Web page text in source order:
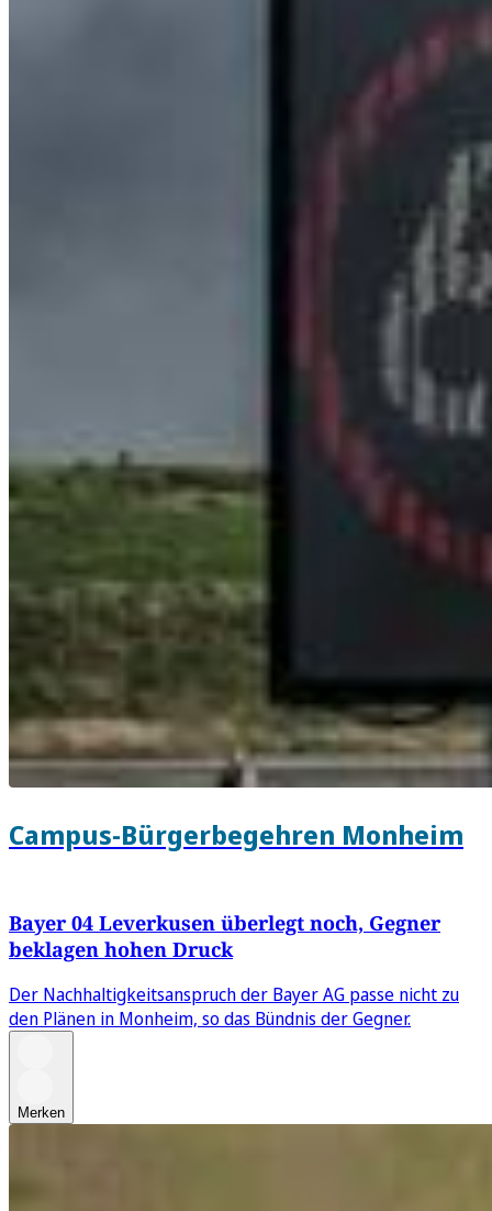
Campus-Bürgerbegehren Monheim
Bayer 04 Leverkusen überlegt noch, Gegner
beklagen hohen Druck
Der Nachhaltigkeitsanspruch der Bayer AG passe nicht zu
den Plänen in Monheim, so das Bündnis der Gegner.
Merken